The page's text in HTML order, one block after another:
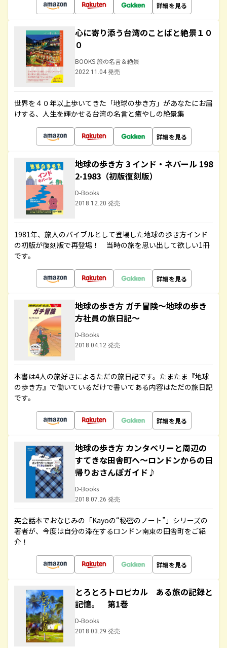
詳細を見る
心に寄り添う台湾のことばと絶景１０
０
BOOKS 旅の名言＆絶景
2022.11.04 発売
世界を４０年以上歩いてきた「地球の歩き方」があなたにお届
けする、人生を輝かせる台湾の名言と癒やしの絶景集
詳細を見る
地球の歩き方 3 インド・ネパール 198
2-1983（初版復刻版）
D-Books
2018.12.20 発売
1981年、旅人のバイブルとして登場した地球の歩き方インド
の初版が復刻版で再登場！ 当時の旅を思い出して欲しい1冊
です。
詳細を見る
地球の歩き方 ガチ冒険～地球の歩き
方社員の旅日記～
D-Books
2018.04.12 発売
本書は4人の旅好きによるただの旅日記です。たまたま『地球
の歩き方』で働いているだけで書いてある内容はただの旅日記
です。
詳細を見る
地球の歩き方 カンタベリーと周辺の
すてきな田舎町へ～ロンドンからの日
帰りおさんぽガイド♪
D-Books
2018.07.26 発売
英会話本でおなじみの「Kayoの“秘密のノート”」シリーズの
著者が、今度は自分の滞在するロンドン南東の田舎町をご紹
介！
詳細を見る
とろとろトロピカル ある旅の記録と
記憶。 第1巻
D-Books
2018.03.29 発売